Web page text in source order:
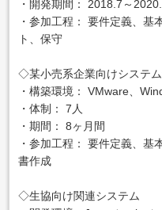
・開発期間： 2018.7～
・参加工程： 要件定義、基
ト、保守
◇某小売系企業向けシステ
・構築環境： VMware、
・体制： 7人
・期間： 8ヶ月間
・参加工程： 要件定義、基
書作成
◇生協向け関連システム